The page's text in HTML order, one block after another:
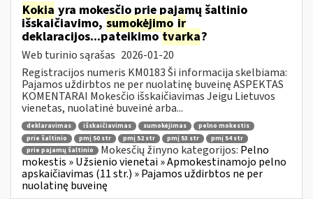
Kokia yra mokesčio prie pajamų šaltinio
išskaičiavimo, sumokėjimo ir
deklaracijos...pateikimotvarka?
Web turinio sąrašas 2026-01-20
Registracijos numeris KM0183 Ši informacija skelbiama:
Pajamos uždirbtos ne per nuolatinę buveinę ASPEKTAS
KOMENTARAI Mokesčio išskaičiavimas Jeigu Lietuvos
vienetas, nuolatinė buveinė arba...
deklaravimas išskaičiavimas sumokėjimas
pelno mokestis
prie šaltinio
pmį 50 str pmį 52 str pmį 53 str
pmį 54 str
prie pajamų šaltinio
Mokesčių žinyno kategorijos: Pelno
mokestis » Užsienio vienetai » Apmokestinamojo pelno
apskaičiavimas (11 str.) » Pajamos uždirbtos ne per
nuolatinę buveinę